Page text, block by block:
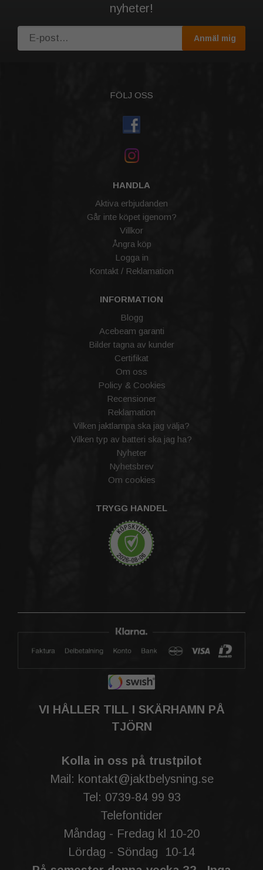
nyheter!
Anmäl mig
FÖLJ OSS
HANDLA
Aktiva erbjudanden
Går inte köpet igenom?
Villkor
Ångra köp
Logga in
Kontakt / Reklamation
INFORMATION
Blogg
Acebeam garanti
Bilder tagna av kunder
Certifikat
Om oss
Policy & Cookies
Recensioner
Reklamation
Vilken jaktlampa ska jag välja?
Vilken typ av batteri ska jag ha?
Nyheter
Nyhetsbrev
Om cookies
TRYGG HANDEL
VI HÅLLER TILL I SKÄRHAMN PÅ
TJÖRN
Kolla in oss på trustpilot
Mail: kontakt@jaktbelysning.se
Tel: 0739-84 99 93
Telefontider
Måndag - Fredag kl 10-20
Lördag - Söndag 10-14